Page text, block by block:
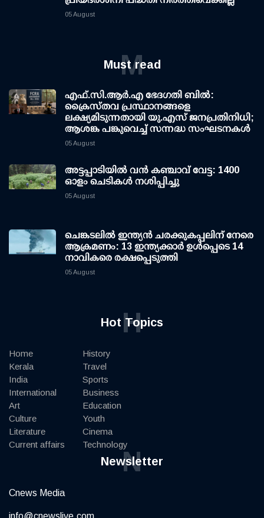
05 August
Must read
M
എഫ്.സി.ആര്‍.എ ഭേദഗതി ബില്‍:
ക്രൈസ്തവ പ്രസ്ഥാനങ്ങളെ
ലക്ഷ്യമിടുന്നതായി യു.എസ് ജനപ്രതിനിധി;
ആശങ്ക പങ്കുവെച്ച് സന്നദ്ധ സംഘടനകള്‍
05 August
അട്ടപ്പാടിയില്‍ വന്‍ കഞ്ചാവ് വേട്ട: 1400
ഓളം ചെടികള്‍ നശിപ്പിച്ചു
05 August
ചെങ്കടലില്‍ ഇന്ത്യന്‍ ചരക്കുകപ്പലിന് നേരെ
ആക്രമണം: 13 ഇന്ത്യക്കാര്‍ ഉള്‍പ്പെടെ 14
നാവികരെ രക്ഷപ്പെടുത്തി
05 August
Hot Topics
H
Home
Kerala
India
International
Art
Culture
Literature
Current affairs
History
Travel
Sports
Business
Education
Youth
Cinema
Technology
Newsletter
N
Cnews Media
info@cnewslive.com